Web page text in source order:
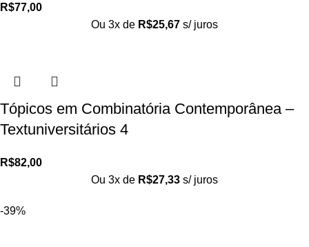
R$77,00
Ou 3x de R$25,67 s/ juros
Tópicos em Combinatória Contemporânea –
Textuniversitários 4
R$82,00
Ou 3x de R$27,33 s/ juros
-39%